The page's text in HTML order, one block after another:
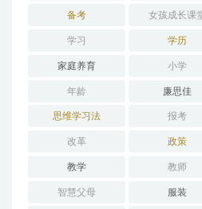
备考 女孩成长课
学习 学历
家庭养育 小学
年龄 廉思佳
思维学习法 报考
改革 政策
教学 教师
智慧父母 服装